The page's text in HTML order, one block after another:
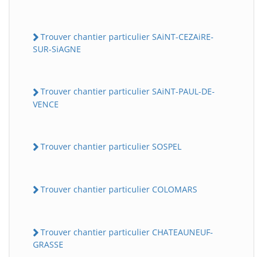
Trouver chantier particulier SAiNT-CEZAiRE-
SUR-SiAGNE
Trouver chantier particulier SAiNT-PAUL-DE-
VENCE
Trouver chantier particulier SOSPEL
Trouver chantier particulier COLOMARS
Trouver chantier particulier CHATEAUNEUF-
GRASSE